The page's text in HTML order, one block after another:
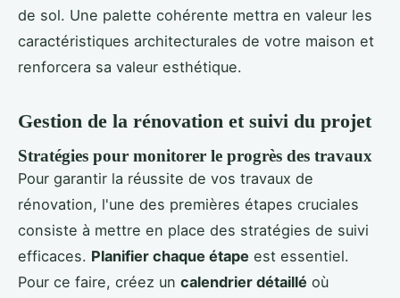
de sol. Une palette cohérente mettra en valeur les
caractéristiques architecturales de votre maison et
renforcera sa valeur esthétique.
Gestion de la rénovation et suivi du projet
Stratégies pour monitorer le progrès des travaux
Pour garantir la réussite de vos travaux de
rénovation, l'une des premières étapes cruciales
consiste à mettre en place des stratégies de suivi
efficaces. Planifier chaque étape est essentiel.
Pour ce faire, créez un calendrier détaillé où